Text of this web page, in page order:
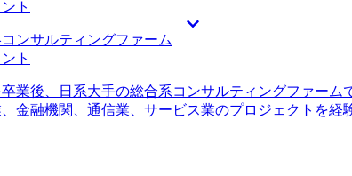
のように転職活動を行えばよいかといった中長期的
ただけました。個別具体的な質問に対して、端的な
ことがありがたかったです。 My Visionさんのサポー
だったので書類作成など不慣れな点もありましたが
寧にリードしていただき、スピーディーに進めるこ
収800万円、転職後は年収850万円になりました。 転職
かりで非常に快適に働けています。今回の転職を通じ
ト
ンサルティングファーム
ト
業後、日系大手の総合系コンサルティングファーム
金融機関、通信業、サービス業のプロジェクトを経
来的に事業会社に行くつもりでしたが、もう少しコン